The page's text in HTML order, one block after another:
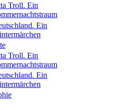
Troll. Ein
Ein
Troll. Ein
Ein